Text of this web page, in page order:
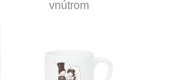
vnútrom